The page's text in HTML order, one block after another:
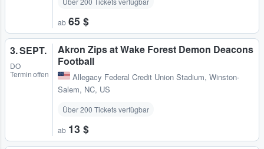
ab 65 $
3. SEPT.
DO
Termin offen
Akron Zips at Wake Forest Demon Deacons
Football
Allegacy Federal Credit Union Stadium, Winston-
Salem, NC, US
Über 200 Tickets verfügbar
ab 13 $